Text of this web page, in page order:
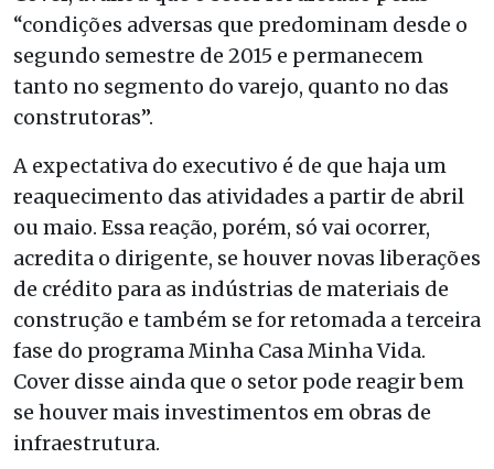
“condições adversas que predominam desde o
segundo semestre de 2015 e permanecem
tanto no segmento do varejo, quanto no das
construtoras”.
A expectativa do executivo é de que haja um
reaquecimento das atividades a partir de abril
ou maio. Essa reação, porém, só vai ocorrer,
acredita o dirigente, se houver novas liberações
de crédito para as indústrias de materiais de
construção e também se for retomada a terceira
fase do programa Minha Casa Minha Vida.
Cover disse ainda que o setor pode reagir bem
se houver mais investimentos em obras de
infraestrutura.